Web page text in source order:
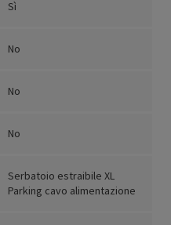
Sì
No
No
No
Serbatoio estraibile XL
Parking cavo alimentazione